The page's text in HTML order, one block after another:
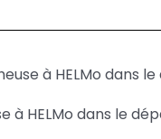
à HELMo dans
à HELMo dans le